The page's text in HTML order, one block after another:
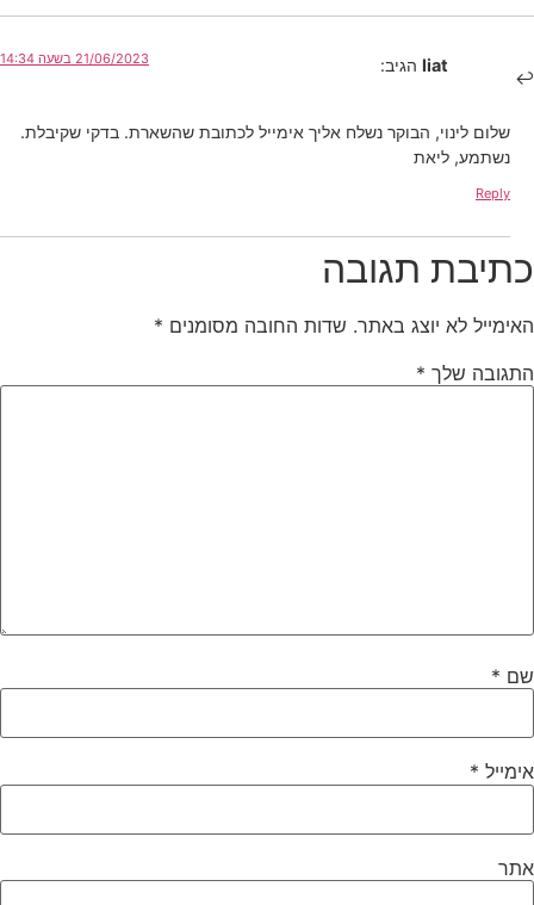
liat הגיב: 21/06/2023 בשעה 14:34
שלום לינוי, הבוקר נשלח אליך אימייל לכתובת שהשארת. בדקי שקיבלת.
נשתמע, ליאת
Reply
תגובה
לא יוצג באתר. שדות החובה מסומנים *
שלך *
*
*